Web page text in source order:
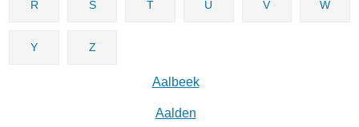
R S T U V W
Y Z
Aalbeek
Aalden